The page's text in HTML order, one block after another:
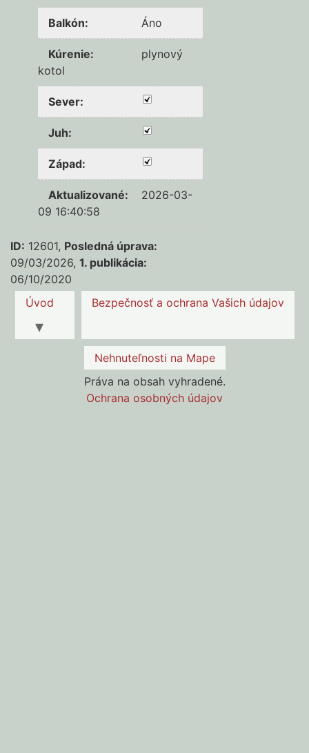
Balkón: Áno
Kúrenie:
plynový
kotol
Sever:
Juh:
Západ:
Aktualizované:
2026-03-
09 16:40:58
ID: 12601, Posledná úprava:
09/03/2026, 1. publikácia:
06/10/2020
Úvod
Bezpečnosť a ochrana Vašich údajov
Nehnuteľnosti na Mape
Práva na obsah vyhradené.
Ochrana osobných údajov